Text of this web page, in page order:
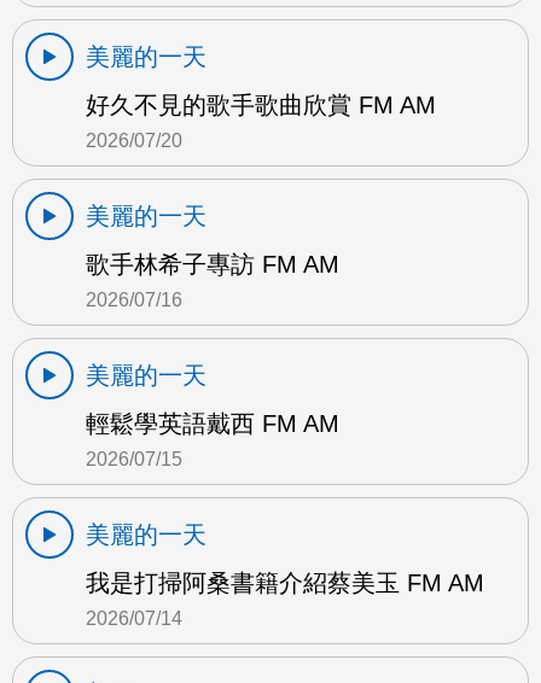
美麗的一天
好久不見的歌手歌曲欣賞 FM AM
2026/07/20
美麗的一天
歌手林希子專訪 FM AM
2026/07/16
美麗的一天
輕鬆學英語戴西 FM AM
2026/07/15
美麗的一天
我是打掃阿桑書籍介紹蔡美玉 FM AM
2026/07/14